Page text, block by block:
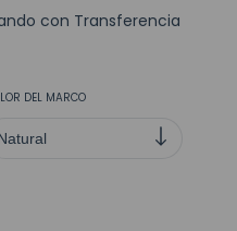
con Transferencia
DEL MARCO